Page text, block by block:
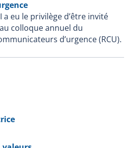
a eu le privilège d’être invité
colloque annuel du
d’urgence (RCU).